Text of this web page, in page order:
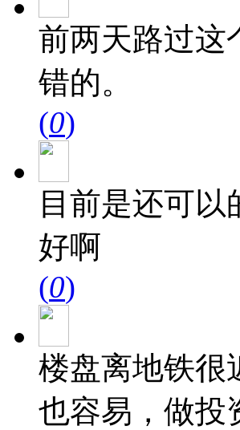
前两天路过这
错的。
(0)
目前是还可
好啊
(0)
楼盘离地铁很
也容易，做投